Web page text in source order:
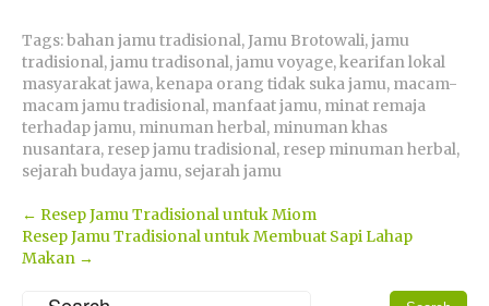
Tags:bahan jamu tradisional,Jamu Brotowali,jamu
tradisional,jamu tradisonal,jamu voyage,kearifan lokal
masyarakat jawa,kenapa orang tidak suka jamu, macam-
macam jamu tradisional, manfaat jamu, minat remaja
terhadap jamu, minuman herbal, minuman khas
nusantara, resep jamu tradisional, resep minuman herbal,
sejarah budaya jamu, sejarah jamu
Post
navigation
← Resep Jamu Tradisional untuk Miom
Resep Jamu Tradisional untuk Membuat Sapi Lahap
Makan →